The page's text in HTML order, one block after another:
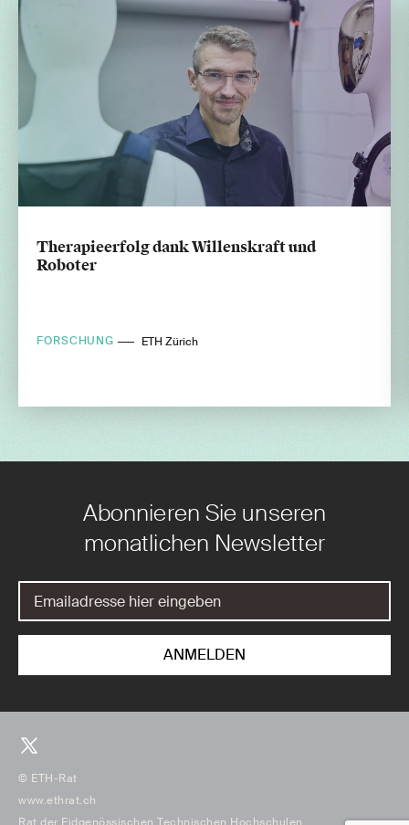
Therapieerfolg dank Willenskraft und
Roboter
FORSCHUNG ETH Zürich
Abonnieren Sie unseren
monatlichen Newsletter
© ETH-Rat
www.ethrat.ch